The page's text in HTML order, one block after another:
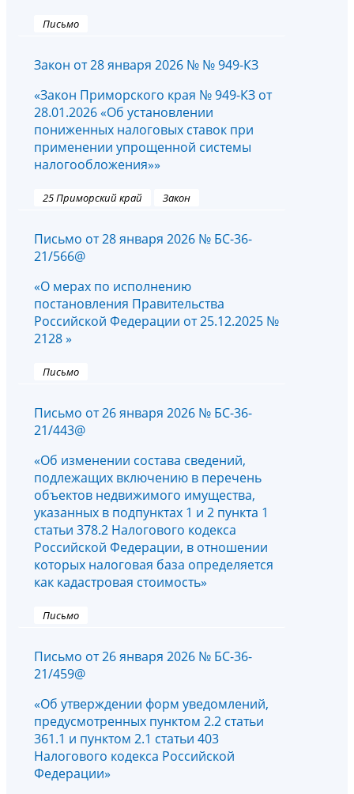
Письмо
Закон от 28 января 2026 № № 949-КЗ
«Закон Приморского края № 949-КЗ от
28.01.2026 «Об установлении
пониженных налоговых ставок при
применении упрощенной системы
налогообложения»»
25 Приморский край Закон
Письмо от 28 января 2026 № БС-36-
21/566@
«О мерах по исполнению
постановления Правительства
Российской Федерации от 25.12.2025 №
2128 »
Письмо
Письмо от 26 января 2026 № БС-36-
21/443@
«Об изменении состава сведений,
подлежащих включению в перечень
объектов недвижимого имущества,
указанных в подпунктах 1 и 2 пункта 1
статьи 378.2 Налогового кодекса
Российской Федерации, в отношении
которых налоговая база определяется
как кадастровая стоимость»
Письмо
Письмо от 26 января 2026 № БС-36-
21/459@
«Об утверждении форм уведомлений,
предусмотренных пунктом 2.2 статьи
361.1 и пунктом 2.1 статьи 403
Налогового кодекса Российской
Федерации»